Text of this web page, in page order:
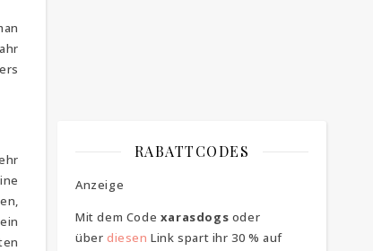
RABATTCODES
Anzeige
Mit dem Code xarasdogs oder
über diesen Link spart ihr 30 % auf